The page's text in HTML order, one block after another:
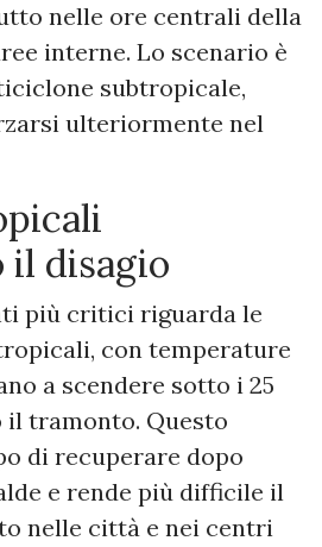
nelle ore centrali della
interne. Lo scenario è
subtropicale,
ulteriormente nel
il disagio
più critici riguarda le
con temperature
a scendere sotto i 25
il tramonto. Questo
di recuperare dopo
e rende più difficile il
nelle città e nei centri